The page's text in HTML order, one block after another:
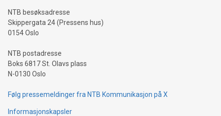
NTB besøksadresse
Skippergata 24 (Pressens hus)
0154 Oslo
NTB postadresse
Boks 6817 St. Olavs plass
N-0130 Oslo
Følg pressemeldinger fra NTB Kommunikasjon på X
Informasjonskapsler